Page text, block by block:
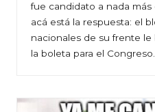
fue candidato a nada
acá está la respuesta: el
nacionales de su frente
la boleta para el Congreso.